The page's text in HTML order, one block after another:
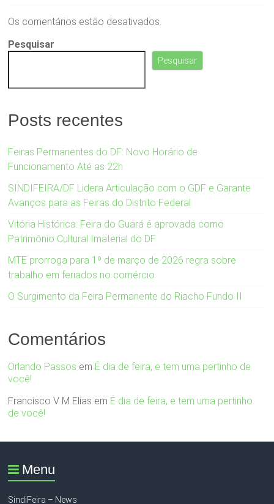
Os comentários estão desativados.
Pesquisar
Pesquisar
Posts recentes
Feiras Permanentes do DF: Novo Horário de
Funcionamento Até as 22h
SINDIFEIRA/DF Lidera Articulação com o GDF e Garante
Avanços para as Feiras do Distrito Federal
Vitória Histórica: Feira do Guará é aprovada como
Patrimônio Cultural Imaterial do DF
MTE prorroga para 1º de março de 2026 regra sobre
trabalho em feriados no comércio
O Surgimento da Feira Permanente do Riacho Fundo II
Comentários
Orlando Passos em É dia de feira, e tem uma pertinho de
você!
Francisco V M Elias em É dia de feira, e tem uma pertinho
de você!
Menu
SindiFeira – News